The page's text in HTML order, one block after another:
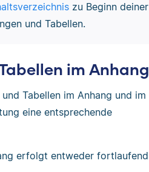
zu Beginn deiner
und Tabellen.
im Anhang
Tabellen im Anhang und im
eine entsprechende
erfolgt entweder fortlaufend